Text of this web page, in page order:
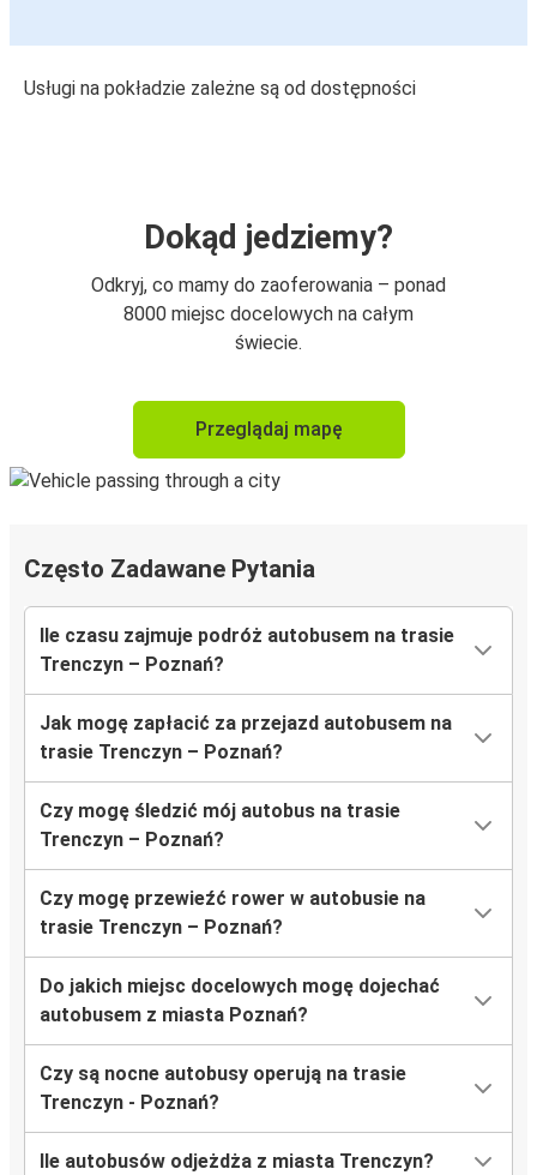
Usługi na pokładzie zależne są od dostępności
Dokąd jedziemy?
Odkryj, co mamy do zaoferowania – ponad
8000 miejsc docelowych na całym
świecie.
Przeglądaj mapę
Często Zadawane Pytania
Ile czasu zajmuje podróż autobusem na trasie
Trenczyn – Poznań?
Jak mogę zapłacić za przejazd autobusem na
trasie Trenczyn – Poznań?
Czy mogę śledzić mój autobus na trasie
Trenczyn – Poznań?
Czy mogę przewieźć rower w autobusie na
trasie Trenczyn – Poznań?
Do jakich miejsc docelowych mogę dojechać
autobusem z miasta Poznań?
Czy są nocne autobusy operują na trasie
Trenczyn - Poznań?
Ile autobusów odjeżdża z miasta Trenczyn?